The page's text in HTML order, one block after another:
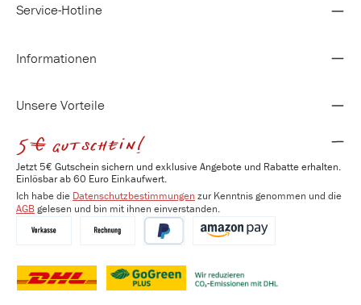
Service-Hotline
Informationen
Unsere Vorteile
5€ gutschein!
Jetzt 5€ Gutschein sichern und exklusive Angebote und Rabatte erhalten.
Einlösbar ab 60 Euro Einkaufwert.
Ich habe die Datenschutzbestimmungen zur Kenntnis genommen und die
AGBgelesen und bin mit ihnen einverstanden.